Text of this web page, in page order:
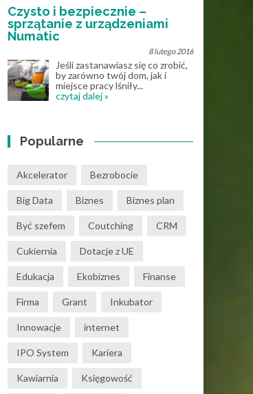
Czysto i bezpiecznie –
sprzątanie z urządzeniami
Numatic
8 lutego 2016
Jeśli zastanawiasz się co zrobić,
by zarówno twój dom, jak i
miejsce pracy lśniły...
czytaj dalej »
Popularne
Akcelerator Bezrobocie
Big Data Biznes Biznes plan
Być szefem Coutching CRM
Cukiernia Dotacje z UE
Edukacja Ekobiznes Finanse
Firma Grant Inkubator
Innowacje internet
IPO System Kariera
Kawiarnia Księgowość